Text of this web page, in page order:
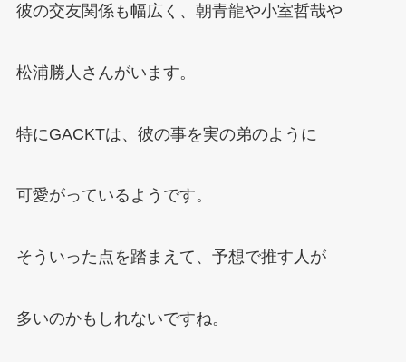
彼の交友関係も幅広く、朝青龍や小室哲哉や
松浦勝人さんがいます。
特にGACKTは、彼の事を実の弟のように
可愛がっているようです。
そういった点を踏まえて、予想で推す人が
多いのかもしれないですね。